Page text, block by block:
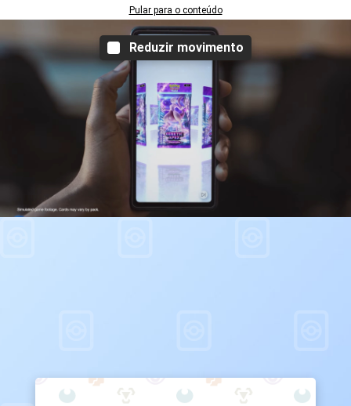
Pular para o conteúdo
Reduzir movimento